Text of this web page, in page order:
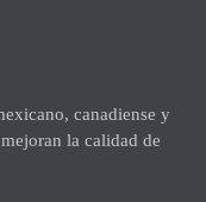
canadiense y
la calidad de